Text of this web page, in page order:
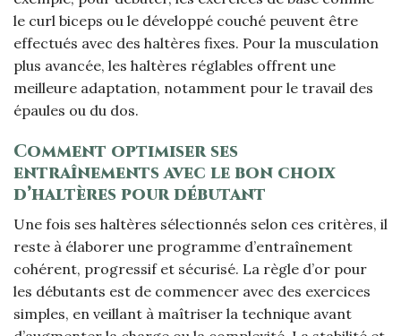
le curl biceps ou le développé couché peuvent être
effectués avec des haltères fixes. Pour la musculation
plus avancée, les haltères réglables offrent une
meilleure adaptation, notamment pour le travail des
épaules ou du dos.
Comment optimiser ses
entraînements avec le bon choix
d’haltères pour débutant
Une fois ses haltères sélectionnés selon ces critères, il
reste à élaborer une programme d’entraînement
cohérent, progressif et sécurisé. La règle d’or pour
les débutants est de commencer avec des exercices
simples, en veillant à maîtriser la technique avant